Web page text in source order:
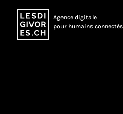
Agence digitale
pour humains connectés